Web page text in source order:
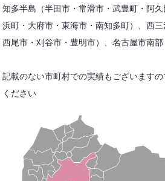
知多半島（半田市・常滑市・武豊町・阿
浜町・大府市・東海市・南知多町）、西
西尾市・刈谷市・豊明市）、名古屋市南
記載のない市町村での実績もございます
ください